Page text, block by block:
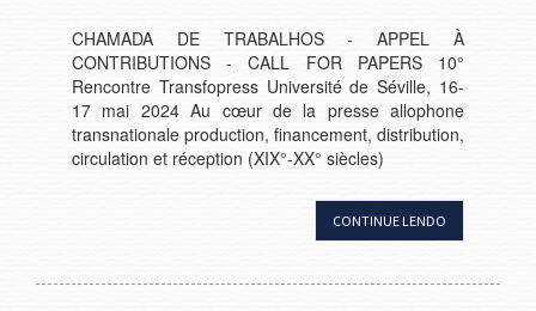
CHAMADA DE TRABALHOS - APPEL À
CONTRIBUTIONS - CALL FOR PAPERS 10°
Rencontre Transfopress Université de Séville, 16-
17 mai 2024 Au cœur de la presse allophone
transnationale production, financement, distribution,
circulation et réception (XIX°-XX° siècles)
CONTINUE LENDO